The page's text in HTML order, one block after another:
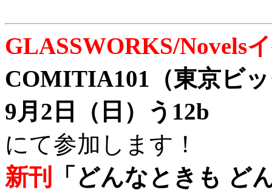
GLASSWORKS/Novels
COMITIA101（東京ビ
9月2日（日）う12b
にて参加します！
新刊
「どんなときも ど